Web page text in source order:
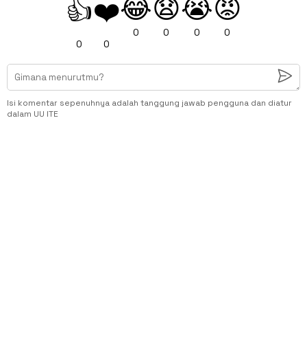
👍
0
❤️
0
😂
0
😧
0
😭
0
😡
0
Isi komentar sepenuhnya adalah tanggung jawab pengguna dan diatur
dalam UU ITE